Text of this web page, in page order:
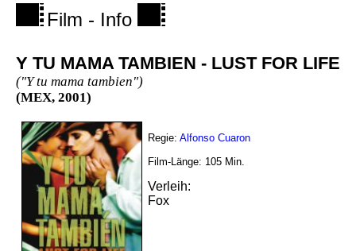
Film - Info
Y TU MAMA TAMBIEN - LUST FOR LIFE
("Y tu mama tambien")
(MEX, 2001)
Regie: Alfonso Cuaron
Film-Länge: 105 Min.
Verleih:
Fox